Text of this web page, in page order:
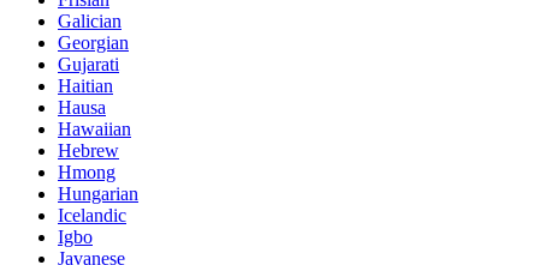
Galician
Georgian
Gujarati
Haitian
Hausa
Hawaiian
Hebrew
Hmong
Hungarian
Icelandic
Igbo
Javanese